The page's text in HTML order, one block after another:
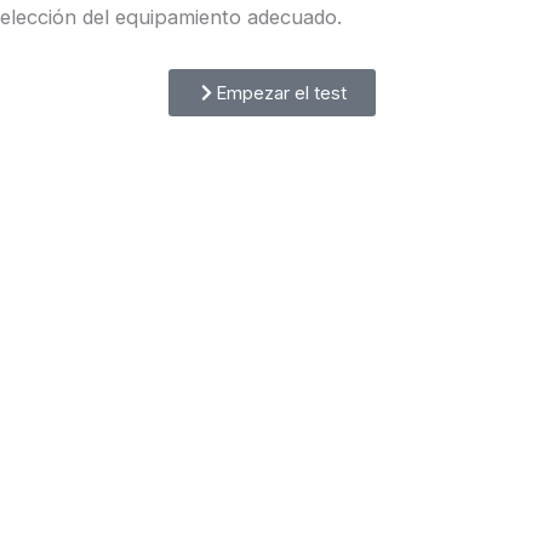
elección del equipamiento adecuado.
Empezar el test